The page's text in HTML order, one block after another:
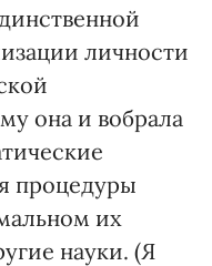
личности
она и вобрала
процедуры
их
науки. (Я